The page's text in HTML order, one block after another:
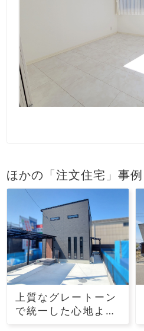
ほかの「注文住宅」事例
上質なグレートーン
で統一した心地よい